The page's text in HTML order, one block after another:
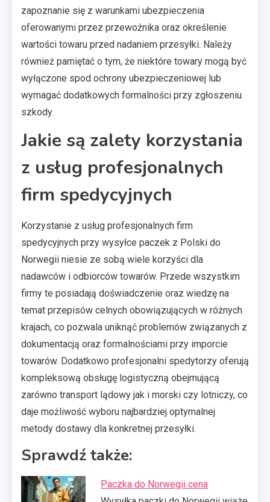
zapoznanie się z warunkami ubezpieczenia
oferowanymi przez przewoźnika oraz określenie
wartości towaru przed nadaniem przesyłki. Należy
również pamiętać o tym, że niektóre towary mogą być
wyłączone spod ochrony ubezpieczeniowej lub
wymagać dodatkowych formalności przy zgłoszeniu
szkody.
Jakie są zalety korzystania
z usług profesjonalnych
firm spedycyjnych
Korzystanie z usług profesjonalnych firm
spedycyjnych przy wysyłce paczek z Polski do
Norwegii niesie ze sobą wiele korzyści dla
nadawców i odbiorców towarów. Przede wszystkim
firmy te posiadają doświadczenie oraz wiedzę na
temat przepisów celnych obowiązujących w różnych
krajach, co pozwala uniknąć problemów związanych z
dokumentacją oraz formalnościami przy imporcie
towarów. Dodatkowo profesjonalni spedytorzy oferują
kompleksową obsługę logistyczną obejmującą
zarówno transport lądowy jak i morski czy lotniczy, co
daje możliwość wyboru najbardziej optymalnej
metody dostawy dla konkretnej przesyłki.
Sprawdź także:
Paczka do Norwegii cena